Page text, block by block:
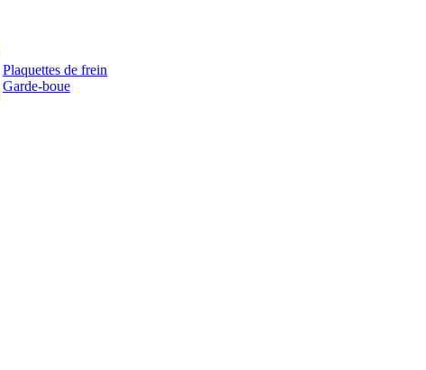
Plaquettes de frein
Garde-boue